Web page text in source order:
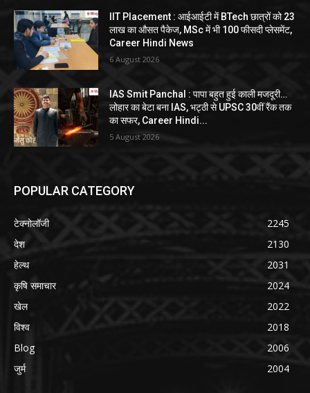
IIT Placement : आईआईटी में BTech छात्रों को 23
लाख का औसत पैकेज, MSc में भी 100 फीसदी प्लेसमेंट,
Career Hindi News
6 August 2026
IAS Smit Panchal : पापा बहुत हुई काली मजदूरी…
लोहार का बेटा बना IAS, भट्ठी से UPSC 30वीं रैंक तक
का सफर, Career Hindi...
5 August 2026
POPULAR CATEGORY
टेक्नोलॉजी
2245
देश
2130
हेल्थ
2031
कृषि समाचार
2024
खेल
2022
विश्व
2018
Blog
2006
जुर्म
2004